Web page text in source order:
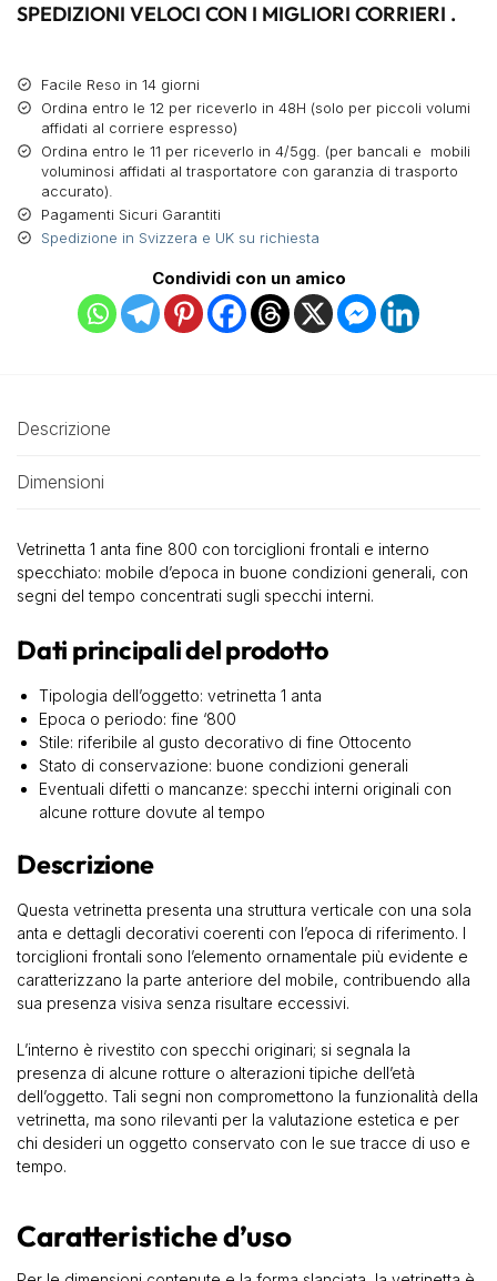
SPEDIZIONI VELOCI CON I MIGLIORI CORRIERI .
Facile Reso in 14 giorni
Ordina entro le 12 per riceverlo in 48H (solo per piccoli volumi
affidati al corriere espresso)
Ordina entro le 11 per riceverlo in 4/5gg. (per bancali e mobili
voluminosi affidati al trasportatore con garanzia di trasporto
accurato).
Pagamenti Sicuri Garantiti
Spedizione in Svizzera e UK su richiesta
Condividi con un amico
Descrizione
Dimensioni
Vetrinetta 1 anta fine 800 con torciglioni frontali e interno
specchiato: mobile d’epoca in buone condizioni generali, con
segni del tempo concentrati sugli specchi interni.
Dati principali del prodotto
Tipologia dell’oggetto: vetrinetta 1 anta
Epoca o periodo: fine ‘800
Stile: riferibile al gusto decorativo di fine Ottocento
Stato di conservazione: buone condizioni generali
Eventuali difetti o mancanze: specchi interni originali con
alcune rotture dovute al tempo
Descrizione
Questa vetrinetta presenta una struttura verticale con una sola
anta e dettagli decorativi coerenti con l’epoca di riferimento. I
torciglioni frontali sono l’elemento ornamentale più evidente e
caratterizzano la parte anteriore del mobile, contribuendo alla
sua presenza visiva senza risultare eccessivi.
L’interno è rivestito con specchi originari; si segnala la
presenza di alcune rotture o alterazioni tipiche dell’età
dell’oggetto. Tali segni non compromettono la funzionalità della
vetrinetta, ma sono rilevanti per la valutazione estetica e per
chi desideri un oggetto conservato con le sue tracce di uso e
tempo.
Caratteristiche d’uso